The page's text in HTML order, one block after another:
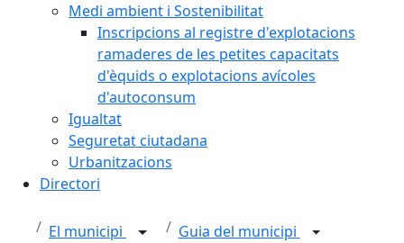
Medi ambient i Sostenibilitat
Inscripcions al registre d'explotacions
ramaderes de les petites capacitats
d'èquids o explotacions avícoles
d'autoconsum
Igualtat
Seguretat ciutadana
Urbanitzacions
Directori
El municipi
Guia del municipi